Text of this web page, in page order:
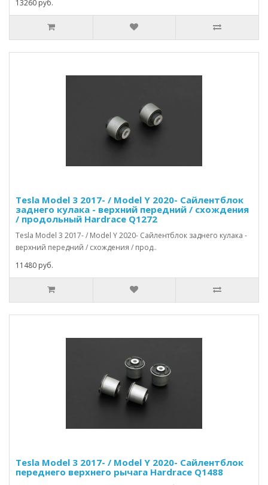
13260 руб.
Tesla Model 3 2017- / Model Y 2020- Сайлентблок
заднего кулака - верхний передний / схождения
/ продольный Hardrace Q1272
Tesla Model 3 2017- / Model Y 2020- Сайлентблок заднего кулака -
верхний передний / схождения / прод..
11480 руб.
Tesla Model 3 2017- / Model Y 2020- Сайлентблок
переднего верхнего рычага Hardrace Q1488